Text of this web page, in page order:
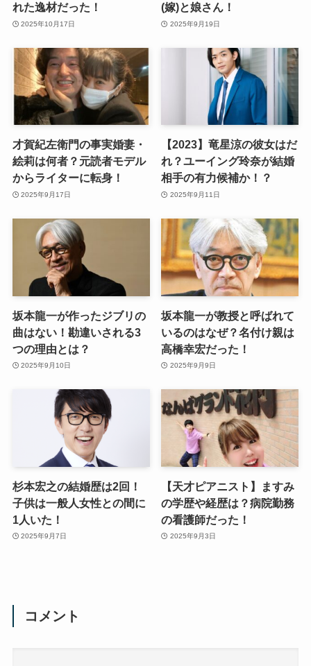
れた逸材だった！
2025年10月17日
(嫁)と娘さん！
2025年9月19日
才賀紀左衛門の事実婚妻・
絵莉は何者？元読者モデル
からライターに転身！
2025年9月17日
【2023】竜星涼の彼女はだ
れ？ユーイング玲奈が結婚
相手の有力候補か！？
2025年9月11日
坂本龍一が作ったジブリの
曲はない！勘違いされる3
つの理由とは？
2025年9月10日
坂本龍一が教授と呼ばれて
いるのはなぜ？名付け親は
高橋幸宏だった！
2025年9月9日
杉本宏之の結婚歴は2回！
子供は一般人女性との間に
1人いた！
2025年9月7日
【天才ピアニスト】ますみ
の学歴や経歴は？病院勤務
の看護師だった！
2025年9月3日
コメント